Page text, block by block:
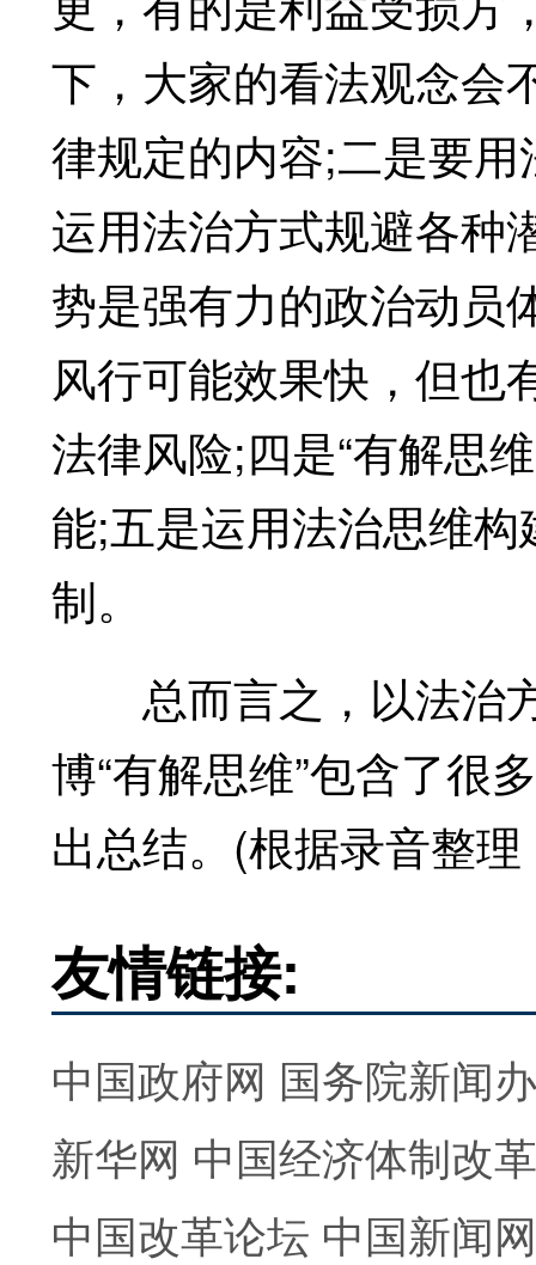
下，大家的看法观念会
律规定的内容;二是要
运用法治方式规避各种
势是强有力的政治动员
风行可能效果快，但也
法律风险;四是“有解思
能;五是运用法治思维
制。
总而言之，以法治
博“有解思维”包含了很
出总结。(根据录音整
友情链接:
中国政府网 国务院新闻
新华网 中国经济体制改
中国改革论坛 中国新闻网